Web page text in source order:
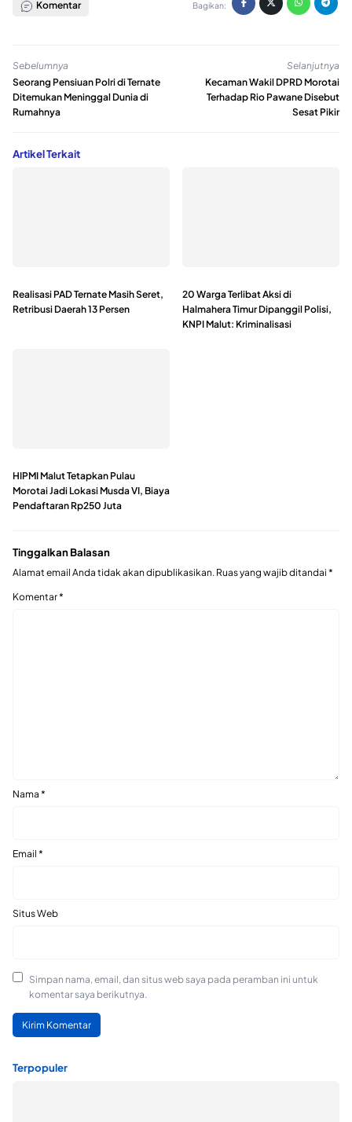
Komentar Bagikan:
Sebelumnya
Seorang Pensiuan Polri di Ternate
Ditemukan Meninggal Dunia di
Rumahnya
Selanjutnya
Kecaman Wakil DPRD Morotai
Terhadap Rio Pawane Disebut
Sesat Pikir
Artikel Terkait
Realisasi PAD Ternate Masih Seret,
Retribusi Daerah 13 Persen
20 Warga Terlibat Aksi di
Halmahera Timur Dipanggil Polisi,
KNPI Malut: Kriminalisasi
HIPMI Malut Tetapkan Pulau
Morotai Jadi Lokasi Musda VI, Biaya
Pendaftaran Rp250 Juta
Tinggalkan Balasan
Alamat email Anda tidak akan dipublikasikan. Ruas yang wajib ditandai *
Komentar*
Nama *
Email *
Situs Web
Simpan nama, email, dan situs web saya pada peramban ini untuk
komentar saya berikutnya.
Terpopuler